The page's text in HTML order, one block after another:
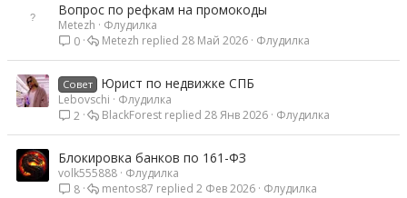
Вопрос по рефкам на промокоды
Metezh
Флудилка
0
Флудилка
28 Май 2026
Metezh
Совет Юрист по недвижке СПБ
Lebovschi
Флудилка
2
Флудилка
28 Янв 2026
BlackForest
Блокировка банков по 161-ФЗ
volk555888 Флудилка
8
Флудилка
2 Фев 2026
mentos87